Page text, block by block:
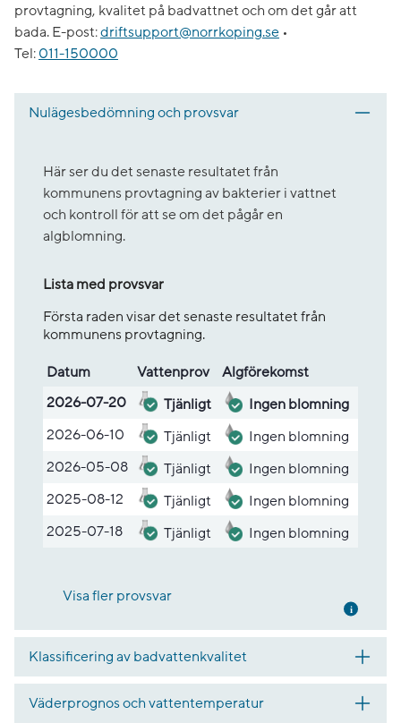
provtagning, kvalitet på badvattnet och om det går att
bada. E-post:driftsupport@norrkoping.se •
Tel: 011-150000
Nulägesbedömning och provsvar
Här ser du det senaste resultatet från
kommunens provtagning av bakterier i vattnet
och kontroll för att se om det pågår en
algblomning.
Lista med provsvar
Första raden visar det senaste resultatet från
kommunens provtagning.
Lista med provsvar
Datum Vatten­prov
Alg­före­komst
2026-07-20
Tjänligt
Ingen blomning
2026-06-10
Tjänligt
Ingen blomning
2026-05-08
Tjänligt
Ingen blomning
2025-08-12
Tjänligt
Ingen blomning
2025-07-18
Tjänligt Ingen blomning
Visa fler provsvar Mer
Klassificering av badvattenkvalitet
Väderprognos och vattentemperatur